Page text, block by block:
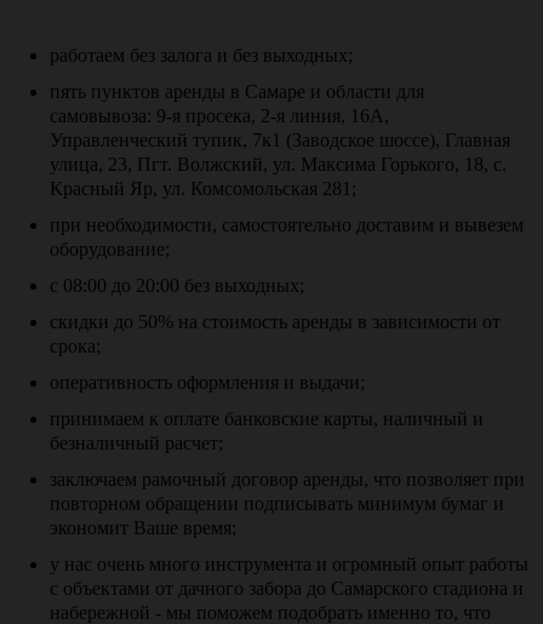
работаем без залога и без выходных;
пять пунктов аренды в Самаре и области для
самовывоза: 9-я просека, 2-я линия, 16А,
Управленческий тупик, 7к1 (Заводское шоссе), Главная
улица, 23, Пгт. Волжский, ул. Максима Горького, 18, с.
Красный Яр, ул. Комсомольская 281;
при необходимости, самостоятельно доставим и вывезем
оборудование;
с 08:00 до 20:00 без выходных;
скидки до 50% на стоимость аренды в зависимости от
срока;
оперативность оформления и выдачи;
принимаем к оплате банковские карты, наличный и
безналичный расчет;
заключаем рамочный договор аренды, что позволяет при
повторном обращении подписывать минимум бумаг и
экономит Ваше время;
у нас очень много инструмента и огромный опыт работы
с объектами от дачного забора до Самарского стадиона и
набережной - мы поможем подобрать именно то, что